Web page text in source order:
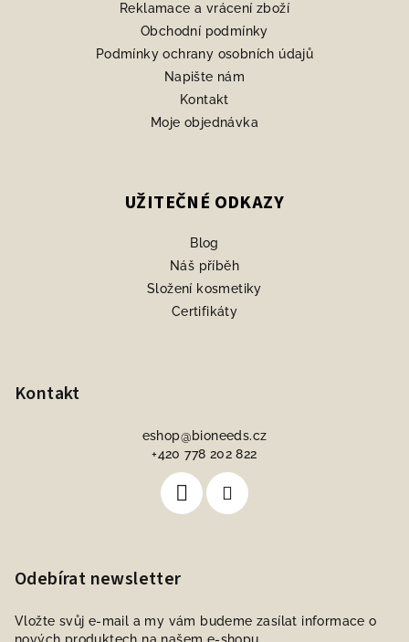
Reklamace a vrácení zboží
Obchodní podmínky
Podmínky ochrany osobních údajů
Napište nám
Kontakt
Moje objednávka
UŽITEČNÉ ODKAZY
Blog
Náš příběh
Složení kosmetiky
Certifikáty
Kontakt
eshop@bioneeds.cz
+420 778 202 822
Odebírat newsletter
Vložte svůj e-mail a my vám budeme zasílat informace o